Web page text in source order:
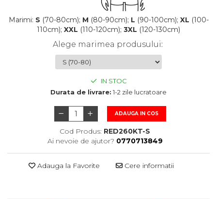
Marimi: S (70-80cm); M (80-90cm); L (90-100cm); XL (100-
110cm); XXL (110-120cm); 3XL (120-130cm)
Alege marimea produsului:
IN STOC
Durata de livrare: 1-2 zile lucratoare
ADAUGA IN COS
Cod Produs: RED260KT-S
Ai nevoie de ajutor? 0770713849
Adauga la Favorite Cere informatii